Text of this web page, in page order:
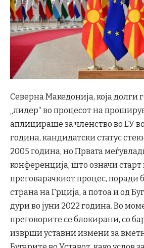
Северна Македонија, која
„лидер“ во процесот на
аплицираше за членство во ЕУ
година, кандидатски статус
2005 година, но Првата
конференција, што означи старт
преговарачкиот процес, поради
страна на Грција, а потоа и од
дури во јуни 2022 година. Во
преговорите се блокирани, со
изврши уставни измени за